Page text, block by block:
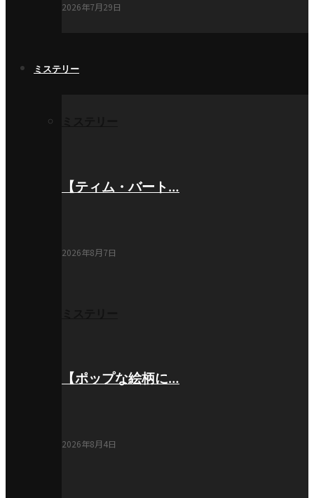
2026年7月29日
ミステリー
【ティム・バート…
2026年8月7日
【ポップな絵柄に…
2026年8月4日